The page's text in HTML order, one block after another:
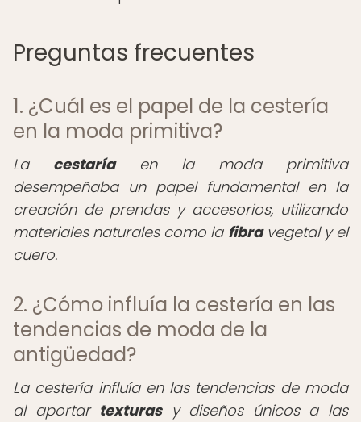
Preguntas frecuentes
1. ¿Cuál es el papel de la cestería
en la moda primitiva?
La cestaríaen la moda primitiva
desempeñaba un papel fundamental en la
creación de prendas y accesorios, utilizando
materiales naturales como la fibravegetal y el
cuero.
2. ¿Cómo influía la cestería en las
tendencias de moda de la
antigüedad?
La cestería influía en las tendencias de moda
al aportar texturasy diseños únicos a las